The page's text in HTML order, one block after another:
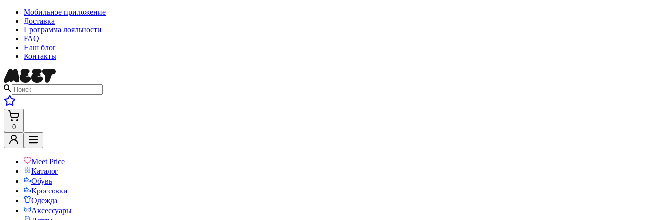
Мобильное приложение
Доставка
Программа лояльности
FAQ
Наш блог
Контакты
0
Meet Price
Каталог
Обувь
Кроссовки
Одежда
Аксессуары